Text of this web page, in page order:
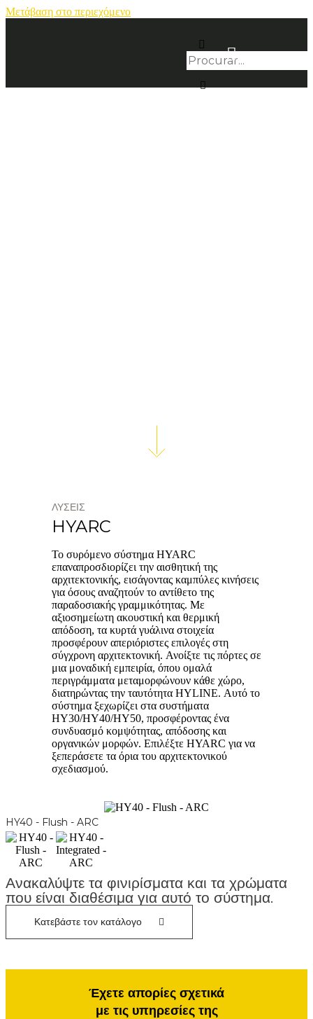
Μετάβαση στο περιεχόμενο
ΛΥΣΕΙΣ
HYARC
Το συρόμενο σύστημα HYARC
επαναπροσδιορίζει την αισθητική της
αρχιτεκτονικής, εισάγοντας καμπύλες κινήσεις
για όσους αναζητούν το αντίθετο της
παραδοσιακής γραμμικότητας. Με
αξιοσημείωτη ακουστική και θερμική
απόδοση, τα κυρτά γυάλινα στοιχεία
προσφέρουν απεριόριστες επιλογές στη
σύγχρονη αρχιτεκτονική. Ανοίξτε τις πόρτες σε
μια μοναδική εμπειρία, όπου ομαλά
περιγράμματα μεταμορφώνουν κάθε χώρο,
διατηρώντας την ταυτότητα HYLINE. Αυτό το
σύστημα ξεχωρίζει στα συστήματα
HY30/HY40/HY50, προσφέροντας ένα
συνδυασμό κομψότητας, απόδοσης και
οργανικών μορφών. Επιλέξτε HYARC για να
ξεπεράσετε τα όρια του αρχιτεκτονικού
σχεδιασμού.
HY40 - Flush - ARC
Ανακαλύψτε τα φινιρίσματα και τα χρώματα
που είναι διαθέσιμα για αυτό το σύστημα.
Κατεβάστε τον κατάλογο
Έχετε απορίες σχετικά
με τις υπηρεσίες της